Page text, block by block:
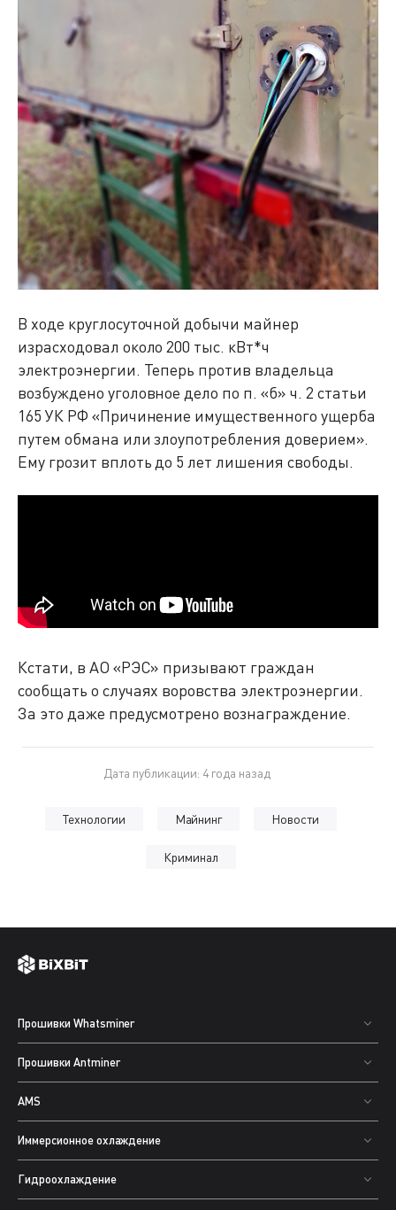
В ходе круглосуточной добычи майнер
израсходовал около 200 тыс. кВт*ч
электроэнергии. Теперь против владельца
возбуждено уголовное дело по п. «б» ч. 2 статьи
165 УК РФ «Причинение имущественного ущерба
путем обмана или злоупотребления доверием».
Ему грозит вплоть до 5 лет лишения свободы.
Кстати, в АО «РЭС» призывают граждан
сообщать о случаях воровства электроэнергии.
За это даже предусмотрено вознаграждение.
Дата публикации: 4 года назад
Технологии Майнинг Новости
Криминал
Прошивки Whatsminer
Прошивки Antminer
AMS
Иммерсионное охлаждение
Гидроохлаждение